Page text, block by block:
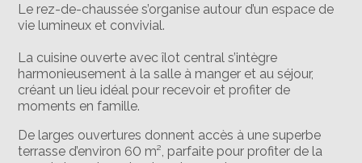
Le rez-de-chaussée s’organise autour d’un espace de
vie lumineux et convivial.
La cuisine ouverte avec îlot central s’intègre
harmonieusement à la salle à manger et au séjour,
créant un lieu idéal pour recevoir et profiter de
moments en famille.
De larges ouvertures donnent accès à une superbe
terrasse d’environ 60 m², parfaite pour profiter de la